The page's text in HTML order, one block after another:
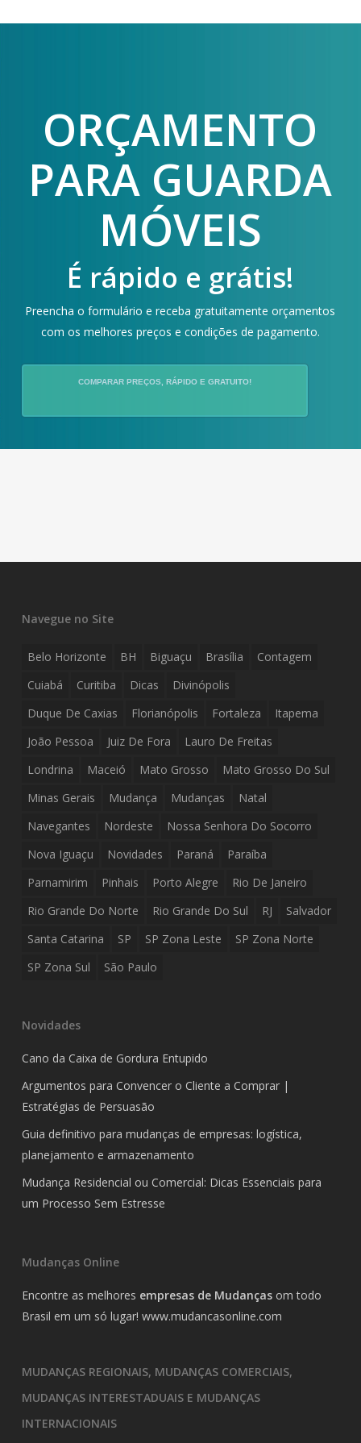
ORÇAMENTO
PARA GUARDA
MÓVEIS
É rápido e grátis!
Preencha o formulário e receba gratuitamente orçamentos
com os melhores preços e condições de pagamento.
COMPARAR PREÇOS, RÁPIDO E GRATUITO!
Navegue no Site
Belo Horizonte BH Biguaçu Brasília
Contagem
Cuiabá
Curitiba Dicas
Divinópolis
Duque De Caxias
Florianópolis Fortaleza
Itapema
João Pessoa
Juiz De Fora
Lauro De Freitas
Londrina
Maceió Mato Grosso
Mato Grosso Do Sul
Minas Gerais
Mudança Mudanças
Natal
Navegantes
Nordeste
Nossa Senhora Do Socorro
Nova Iguaçu
Novidades Paraná
Paraíba
Parnamirim
Pinhais Porto Alegre
Rio De Janeiro
Rio Grande Do Norte
Rio Grande Do Sul RJ
Salvador
Santa Catarina
SP SP Zona Leste
SP Zona Norte
SP Zona Sul
São Paulo
Novidades
Cano da Caixa de Gordura Entupido
Argumentos para Convencer o Cliente a Comprar |
Estratégias de Persuasão
Guia definitivo para mudanças de empresas: logística,
planejamento e armazenamento
Mudança Residencial ou Comercial: Dicas Essenciais para
um Processo Sem Estresse
Mudanças Online
Encontre as melhores empresas de Mudançasom todo
Brasil em um só lugar! www.mudancasonline.com
MUDANÇAS REGIONAIS, MUDANÇAS COMERCIAIS,
MUDANÇAS INTERESTADUAIS E MUDANÇAS
INTERNACIONAIS